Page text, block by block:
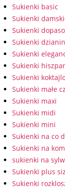
Sukienki basic
Sukienki
Sukienki
Sukienki
Sukienki
Sukienki
Sukienki
Sukienki małe
Sukienki maxi
Sukienki midi
Sukienki mini
Sukienki na co
Sukienki na
sukienki na
Sukienki plus
Sukienki